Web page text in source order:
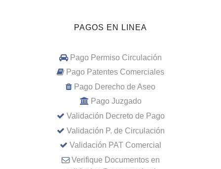
PAGOS EN LINEA
Pago Permiso Circulación
Pago Patentes Comerciales
Pago Derecho de Aseo
Pago Juzgado
Validación Decreto de Pago
Validación P. de Circulación
Validación PAT Comercial
Verifique Documentos en